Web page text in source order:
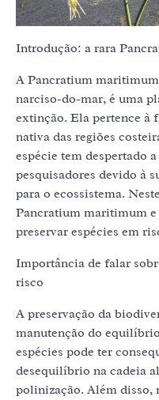
Introdução: a rara
A Pancratium
narciso-do-mar, é uma
extinção. Ela pertence à
nativa das regiões
espécie tem despertado
pesquisadores devido à
para o ecossistema.
Pancratium maritimum
preservar espécies em
Importância de falar
risco
A preservação da
manutenção do
espécies pode ter
desequilíbrio na cadeia
polinização. Além disso,